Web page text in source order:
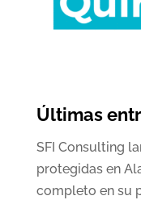
Últimas
SFI Consulting
protegidas en
completo en su